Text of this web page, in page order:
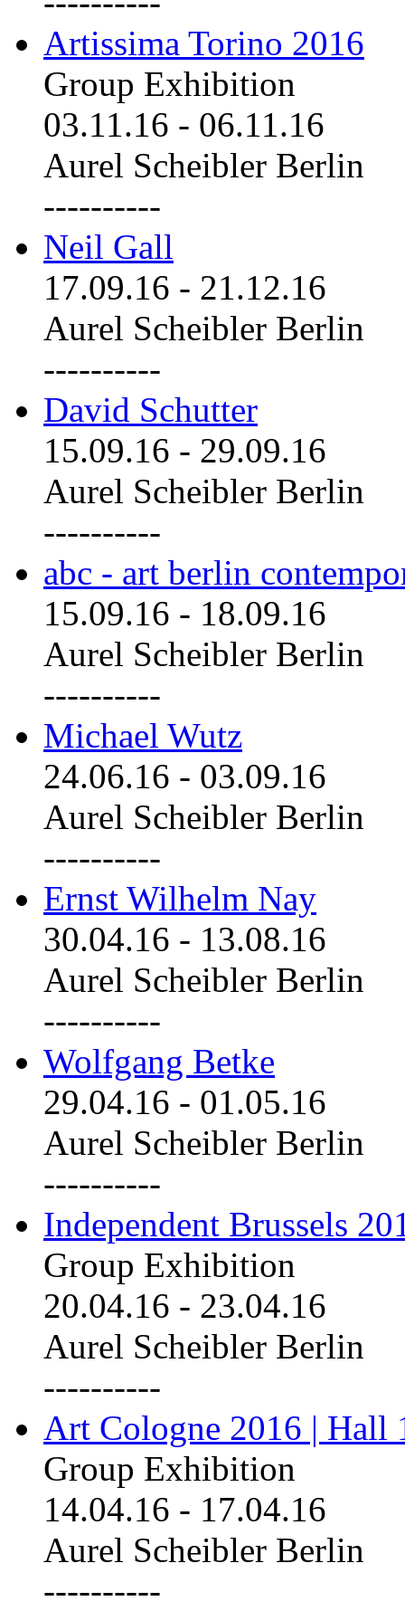
Artissima Torino 2016
Group Exhibition
03.11.16 - 06.11.16
Aurel Scheibler Berlin
----------
Neil Gall
17.09.16 - 21.12.16
Aurel Scheibler Berlin
----------
David Schutter
15.09.16 - 29.09.16
Aurel Scheibler Berlin
----------
abc - art berlin
15.09.16 - 18.09.16
Aurel Scheibler Berlin
----------
Michael Wutz
24.06.16 - 03.09.16
Aurel Scheibler Berlin
----------
Ernst Wilhelm Nay
30.04.16 - 13.08.16
Aurel Scheibler Berlin
----------
Wolfgang Betke
29.04.16 - 01.05.16
Aurel Scheibler Berlin
----------
Independent Brussels
Group Exhibition
20.04.16 - 23.04.16
Aurel Scheibler Berlin
----------
Art Cologne 2016 | Hall
Group Exhibition
14.04.16 - 17.04.16
Aurel Scheibler Berlin
----------